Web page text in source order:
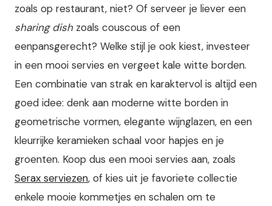
zoals op restaurant, niet? Of serveer je liever een
sharing dish zoals couscous of een
eenpansgerecht? Welke stijl je ook kiest, investeer
in een mooi servies en vergeet kale witte borden.
Een combinatie van strak en karaktervol is altijd een
goed idee: denk aan moderne witte borden in
geometrische vormen, elegante wijnglazen, en een
kleurrijke keramieken schaal voor hapjes en je
groenten. Koop dus een mooi servies aan, zoals
Serax serviezen, of kies uit je favoriete collectie
enkele mooie kommetjes en schalen om te